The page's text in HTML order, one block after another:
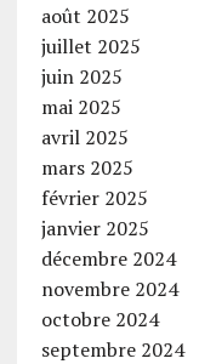
août 2025
juillet 2025
juin 2025
mai 2025
avril 2025
mars 2025
février 2025
janvier 2025
décembre 2024
novembre 2024
octobre 2024
septembre 2024